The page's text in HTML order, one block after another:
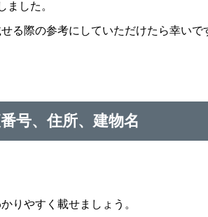
した。
る際の参考にしていただけたら幸いで
号、住所、建物名
りやすく載せましょう。